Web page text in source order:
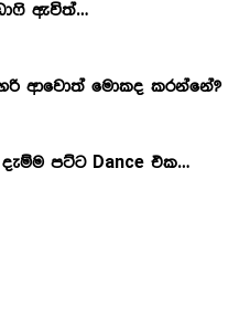
ඇවිත්…
ආවොත් මොකද කරන්නේ?
දැම්ම පට්ට Dance එක…